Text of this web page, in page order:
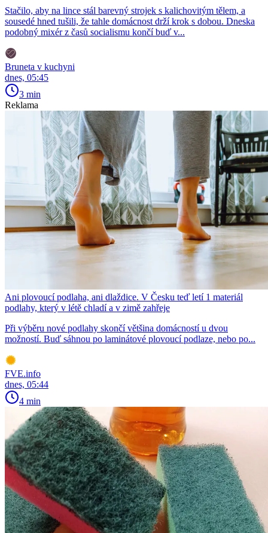
Stačilo, aby na lince stál barevný strojek s kalichovitým tělem, a
sousedé hned tušili, že tahle domácnost drží krok s dobou. Dneska
podobný mixér z časů socialismu končí buď v...
Bruneta v kuchyni
dnes, 05:45
3 min
Reklama
Ani plovoucí podlaha, ani dlaždice. V Česku teď letí 1 materiál
podlahy, který v létě chladí a v zimě zahřeje
Při výběru nové podlahy skončí většina domácností u dvou
možností. Buď sáhnou po laminátové plovoucí podlaze, nebo po...
FVE.info
dnes, 05:44
4 min